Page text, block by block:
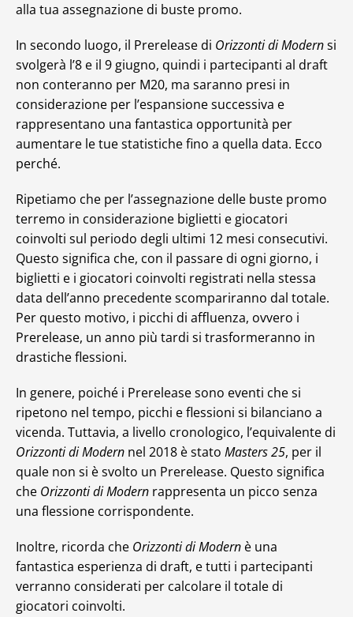
alla tua assegnazione di buste promo.
In secondo luogo, il Prerelease di Orizzonti di Modernsi
svolgerà l’8 e il 9 giugno, quindi i partecipanti al draft
non conteranno per M20, ma saranno presi in
considerazione per l’espansione successiva e
rappresentano una fantastica opportunità per
aumentare le tue statistiche fino a quella data. Ecco
perché.
Ripetiamo che per l’assegnazione delle buste promo
terremo in considerazione biglietti e giocatori
coinvolti sul periodo degli ultimi 12 mesi consecutivi.
Questo significa che, con il passare di ogni giorno, i
biglietti e i giocatori coinvolti registrati nella stessa
data dell’anno precedente scompariranno dal totale.
Per questo motivo, i picchi di affluenza, ovvero i
Prerelease, un anno più tardi si trasformeranno in
drastiche flessioni.
In genere, poiché i Prerelease sono eventi che si
ripetono nel tempo, picchi e flessioni si bilanciano a
vicenda. Tuttavia, a livello cronologico, l’equivalente di
Orizzonti di Modern nel 2018 è stato Masters 25, per il
quale non si è svolto un Prerelease. Questo significa
che Orizzonti di Modern rappresenta un picco senza
una flessione corrispondente.
Inoltre, ricorda che Orizzonti di Modern è una
fantastica esperienza di draft, e tutti i partecipanti
verranno considerati per calcolare il totale di
giocatori coinvolti.